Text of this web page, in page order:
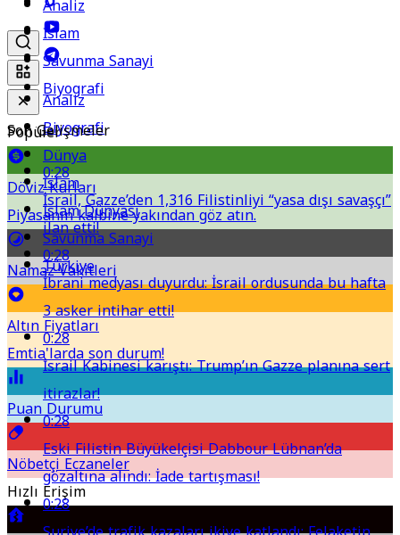
Popüler
Döviz Kurları
Piyasanın kalbine yakından göz atın.
Namaz Vakitleri
Altın Fiyatları
Emtia'larda son durum!
Puan Durumu
Nöbetçi Eczaneler
Hızlı Erişim
Analiz
Biyografi
Dünya
İslam
İslam Dünyası
Savunma Sanayi
Türkiye
Analiz
İslam
Savunma Sanayi
Biyografi
Son Gelişmeler
0:28
İsrail, Gazze’den 1,316 Filistinliyi “yasa dışı savaşçı”
ilan etti!
0:28
İbrani medyası duyurdu: İsrail ordusunda bu hafta
3 asker intihar etti!
0:28
İsrail Kabinesi karıştı: Trump’ın Gazze planına sert
itirazlar!
0:28
Eski Filistin Büyükelçisi Dabbour Lübnan’da
gözaltına alındı: İade tartışması!
0:28